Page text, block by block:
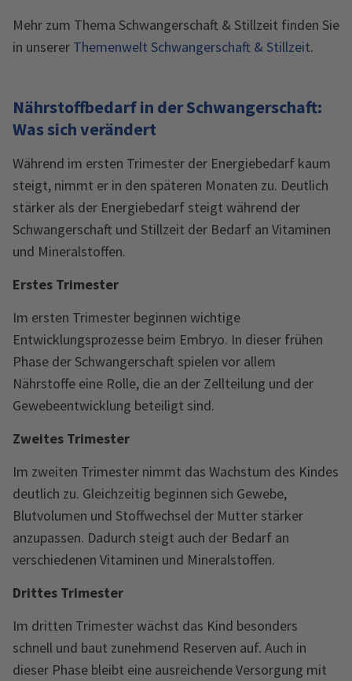
Mehr zum Thema Schwangerschaft & Stillzeit finden Sie
in unserer Themenwelt Schwangerschaft & Stillzeit.
Nährstoffbedarf in der Schwangerschaft:
Was sich verändert
Während im ersten Trimester der Energiebedarf kaum
steigt, nimmt er in den späteren Monaten zu. Deutlich
stärker als der Energiebedarf steigt während der
Schwangerschaft und Stillzeit der Bedarf an Vitaminen
und Mineralstoffen.
Erstes Trimester
Im ersten Trimester beginnen wichtige
Entwicklungsprozesse beim Embryo. In dieser frühen
Phase der Schwangerschaft spielen vor allem
Nährstoffe eine Rolle, die an der Zellteilung und der
Gewebeentwicklung beteiligt sind.
Zweites Trimester
Im zweiten Trimester nimmt das Wachstum des Kindes
deutlich zu. Gleichzeitig beginnen sich Gewebe,
Blutvolumen und Stoffwechsel der Mutter stärker
anzupassen. Dadurch steigt auch der Bedarf an
verschiedenen Vitaminen und Mineralstoffen.
Drittes Trimester
Im dritten Trimester wächst das Kind besonders
schnell und baut zunehmend Reserven auf. Auch in
dieser Phase bleibt eine ausreichende Versorgung mit